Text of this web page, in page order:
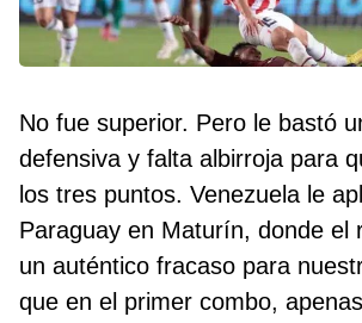
No fue superior. Pero le bastó
defensiva y falta albirroja para
los tres puntos. Venezuela le
Paraguay en Maturín, donde el
un auténtico fracaso para
que en el primer combo,